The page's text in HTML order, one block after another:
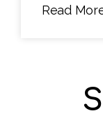
Read